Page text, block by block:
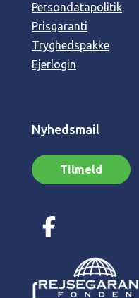
Persondatapolitik
Prisgaranti
Tryghedspakke
Ejerlogin
Nyhedsmail
Tilmeld